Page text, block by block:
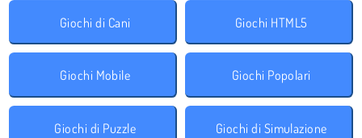
Giochi di Cani Giochi HTML5
Giochi Mobile Giochi Popolari
Giochi di Puzzle Giochi di Simulazione